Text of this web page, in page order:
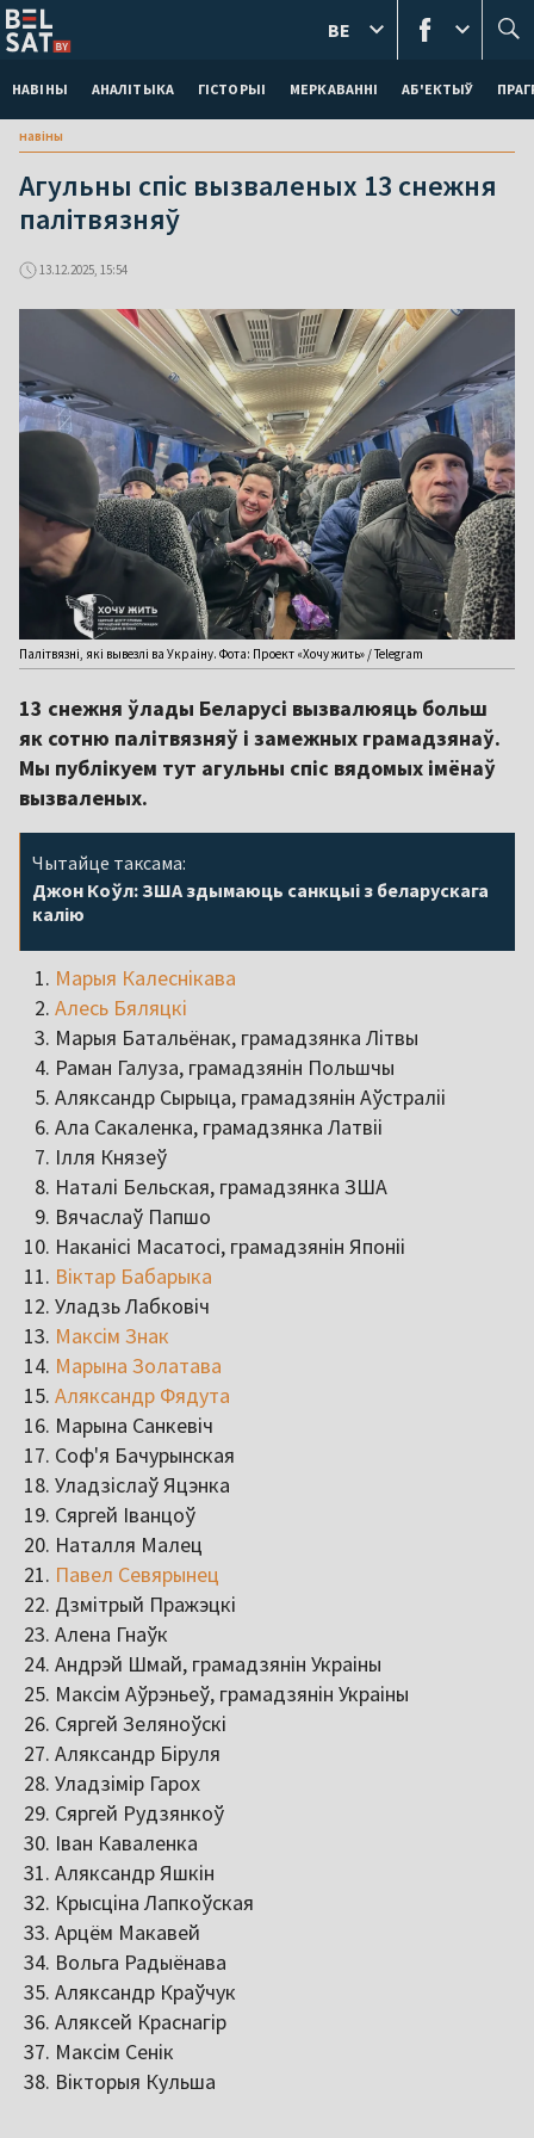
НАВІНЫ АНАЛІТЫКА ГІСТОРЫІ МЕРКАВАННI АБ'ЕКТЫЎ
BE
навіны
Агульны спіс вызваленых 13 снежня
палітвязняў
13.12.2025, 15:54
Палітвязні, які вывезлі ва Украіну. Фота: Проект «Хочу жить» / Telegram
13 снежня ўлады Беларусі вызвалюяць больш
як сотню палітвязняў і замежных грамадзянаў.
Мы публікуем тут агульны спіс вядомых імёнаў
вызваленых.
Чытайце таксама:
Джон Коўл: ЗША здымаюць санкцыі з беларускага
калію
Марыя Калеснікава
Алесь Бяляцкі
Марыя Батальёнак, грамадзянка Літвы
Раман Галуза, грамадзянін Польшчы
Аляксандр Сырыца, грамадзянін Аўстраліі
Ала Сакаленка, грамадзянка Латвіі
Ілля Князеў
Наталі Бельская, грамадзянка ЗША
Вячаслаў Папшо
Наканісі Масатосі, грамадзянін Японіі
Віктар Бабарыка
Уладзь Лабковіч
Максім Знак
Марына Золатава
Аляксандр Фядута
Марына Санкевіч
Соф'я Бачурынская
Уладзіслаў Яцэнка
Сяргей Іванцоў
Наталля Малец
Павел Севярынец
Дзмітрый Пражэцкі
Алена Гнаўк
Андрэй Шмай, грамадзянін Украіны
Максім Аўрэньеў, грамадзянін Украіны
Сяргей Зеляноўскі
Аляксандр Біруля
Уладзімір Гарох
Сяргей Рудзянкоў
Іван Каваленка
Аляксандр Яшкін
Крысціна Лапкоўская
Арцём Макавей
Вольга Радыёнава
Аляксандр Краўчук
Аляксей Краснагір
Максім Сенік
Вікторыя Кульша